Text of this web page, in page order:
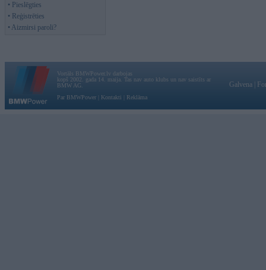
• Pieslēgties
• Reģistrēties
• Aizmirsi paroli?
Vortāls BMWPower.lv darbojas
kopš 2002. gada 14. maija. Tas nav auto klubs un nav saistīts ar
BMW AG.
Par BMWPower
Kontakti Reklāma
Galvena